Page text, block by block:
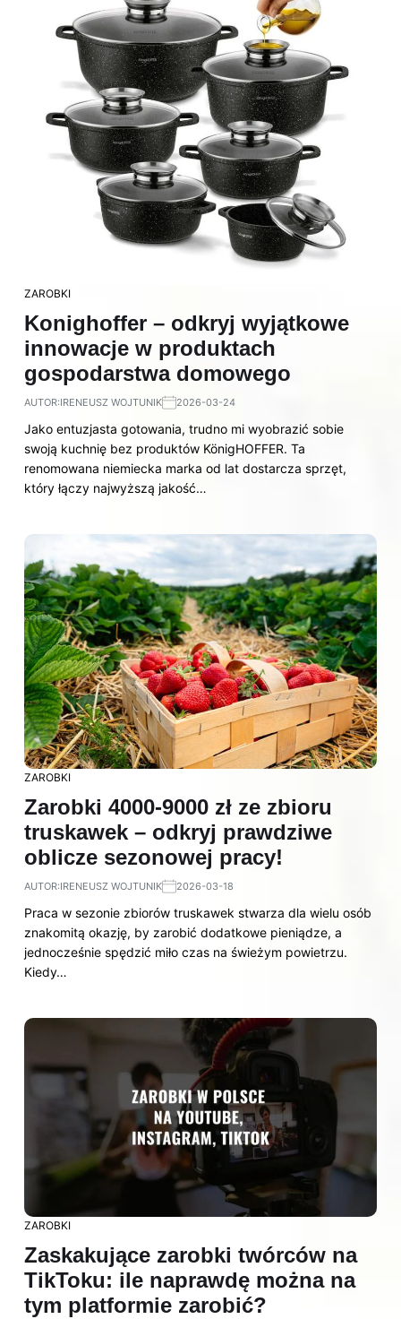
ZAROBKI
Konighoffer – odkryj wyjątkowe
innowacje w produktach
gospodarstwa domowego
AUTOR:IRENEUSZ WOJTUNIK 2026-03-24
Jako entuzjasta gotowania, trudno mi wyobrazić sobie
swoją kuchnię bez produktów KönigHOFFER. Ta
renomowana niemiecka marka od lat dostarcza sprzęt,
który łączy najwyższą jakość…
ZAROBKI
Zarobki 4000-9000 zł ze zbioru
truskawek – odkryj prawdziwe
oblicze sezonowej pracy!
AUTOR:IRENEUSZ WOJTUNIK 2026-03-18
Praca w sezonie zbiorów truskawek stwarza dla wielu osób
znakomitą okazję, by zarobić dodatkowe pieniądze, a
jednocześnie spędzić miło czas na świeżym powietrzu.
Kiedy…
ZAROBKI
Zaskakujące zarobki twórców na
TikToku: ile naprawdę można na
tym platformie zarobić?